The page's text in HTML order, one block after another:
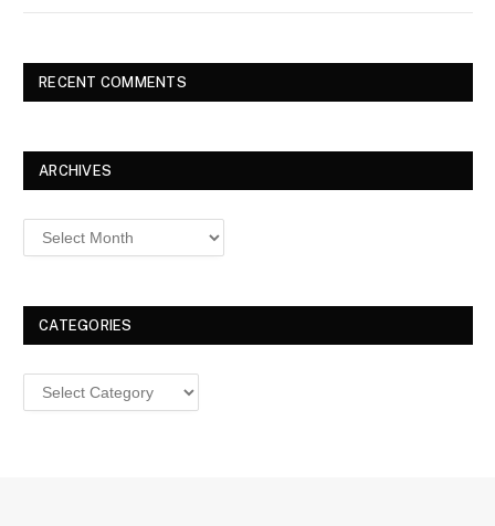
RECENT COMMENTS
ARCHIVES
Archives
CATEGORIES
Categories